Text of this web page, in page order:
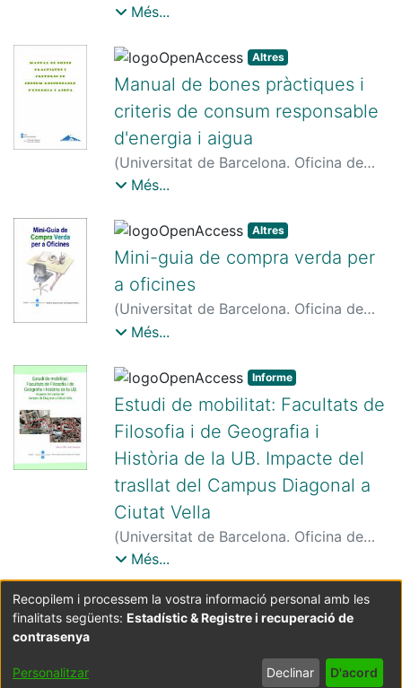
Seguretat, Salut i Medi Ambient
Seguretat, Salut i Medi Ambient
Més...
Altres
Manual de bones pràctiques i
criteris de consum responsable
d'energia i aigua
(Universitat de Barcelona. Oficina de
Seguretat, Salut i Medi Ambient
Seguretat, Salut i Medi Ambient
Més...
Altres
Mini-guia de compra verda per
a oficines
(Universitat de Barcelona. Oficina de
Seguretat, Salut i Medi Ambient
Seguretat, Salut i Medi Ambient
Més...
Informe
Estudi de mobilitat: Facultats de
Filosofia i de Geografia i
Història de la UB. Impacte del
trasllat del Campus Diagonal a
Ciutat Vella
(Universitat de Barcelona. Oficina de
Seguretat, Salut i Medi Ambient
Universitat de Barcelona. Oficina de
Seguretat, Salut i Medi Ambient
Més...
Coordinació:CRAI UB Avís legal
Metadades
subjectes a:
Configuració
de cookies
privadesa
Recopilem i processem la vostra informació personal amb les
finalitats següents: Estadístic & Registre i recuperació de
contrasenya
Personalitzar Declinar D'acord